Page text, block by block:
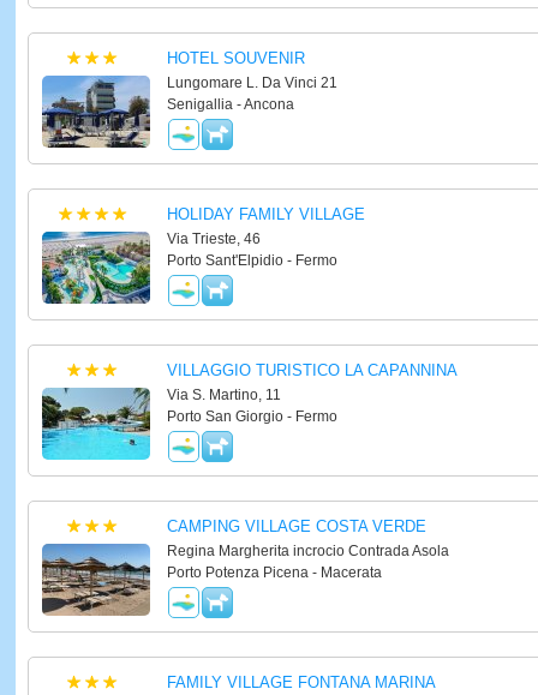
HOTEL SOUVENIR
Lungomare L. Da Vinci 21
Senigallia - Ancona
HOLIDAY FAMILY VILLAGE
Via Trieste, 46
Porto Sant'Elpidio - Fermo
VILLAGGIO TURISTICO LA CAPANNINA
Via S. Martino, 11
Porto San Giorgio - Fermo
CAMPING VILLAGE COSTA VERDE
Regina Margherita incrocio Contrada Asola
Porto Potenza Picena - Macerata
FAMILY VILLAGE FONTANA MARINA